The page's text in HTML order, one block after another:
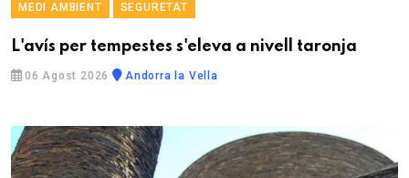
MEDI AMBIENT SEGURETAT
L'avís per tempestes s'eleva a nivell taronja
06 Agost 2026 Andorra la Vella